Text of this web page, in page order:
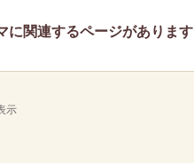
に関連するページがあります
示